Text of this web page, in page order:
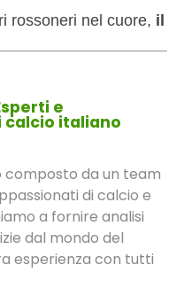
rossoneri nel cuore, il
e
calcio italiano
composto da un team
di calcio e
a fornire analisi
dal mondo del
esperienza con tutti